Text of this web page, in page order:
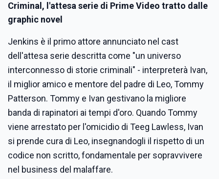
Criminal, l'attesa serie di Prime Video tratto dalle
graphic novel
Jenkins è il primo attore annunciato nel cast
dell'attesa serie descritta come "un universo
interconnesso di storie criminali" - interpreterà Ivan,
il miglior amico e mentore del padre di Leo, Tommy
Patterson. Tommy e Ivan gestivano la migliore
banda di rapinatori ai tempi d'oro. Quando Tommy
viene arrestato per l'omicidio di Teeg Lawless, Ivan
si prende cura di Leo, insegnandogli il rispetto di un
codice non scritto, fondamentale per sopravvivere
nel business del malaffare.